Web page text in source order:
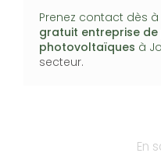
Prenez contact dès à
gratuit entreprise
photovoltaïques à
secteur.
En